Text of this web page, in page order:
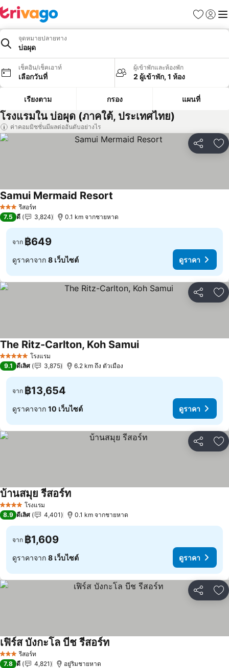
รายการโป
เข้าสู่ร
เมนู
จุดหมายปลายทาง
บ่อผุด
เช็คอิน/เช็คเอาท์
เลือกวันที่
ผู้เข้าพักและห้องพัก
2 ผู้เข้าพัก, 1 ห้อง
เรียงตาม กรอง แผนที่
โรงแรมใน บ่อผุด (ภาคใต้, ประเทศไทย)
ค่าคอมมิชชั่นมีผลต่ออันดับอย่างไร
แชร์ เ
3 ดาว รีสอร์ท
Samui Mermaid Resort
7.5 ดี 3,824 0.1 km จากชายหาด
จาก ฿649
ดูราคาจาก 8 เว็บไซต์ ดูราคา
แชร์ เ
5 ดาว โรงแรม
The Ritz-Carlton, Koh Samui
9.1 ดีเลิศ 3,875 6.2 km ถึง ตัวเมือง
จาก ฿13,654
ดูราคาจาก 10 เว็บไซต์ ดูราคา
แชร์ เ
4 ดาว โรงแรม
บ้านสมุย รีสอร์ท
8.9 ดีเลิศ 4,401 0.1 km จากชายหาด
จาก ฿1,609
ดูราคาจาก 8 เว็บไซต์ ดูราคา
แชร์ เ
3 ดาว รีสอร์ท
เฟิร์ส บังกะโล บีช รีสอร์ท
7.8 ดี 4,821 อยู่ริมชายหาด